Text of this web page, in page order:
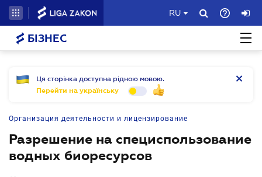
RU
БІЗНЕС
Ця сторінка доступна рідною мовою.
Перейти на українську
Организация деятельности и лицензирование
Разрешение на специспользование
водных биоресурсов